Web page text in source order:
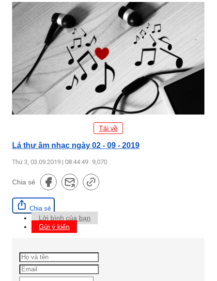
Tải về
Lá thư âm nhạc ngày 02 - 09 - 2019
Thứ 3, 03.09.2019 | 08:44:49 9,070
Chia sẻ
Chia sẻ
Lời bình của bạn
Gửi ý kiến